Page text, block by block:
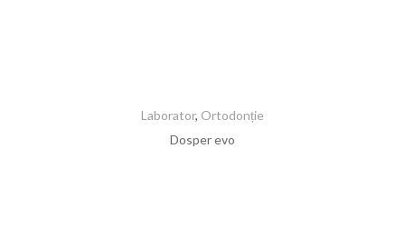
Laborator, Ortodonție
Dosper evo